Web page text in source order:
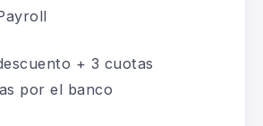
+ 3 cuotas
por el banco